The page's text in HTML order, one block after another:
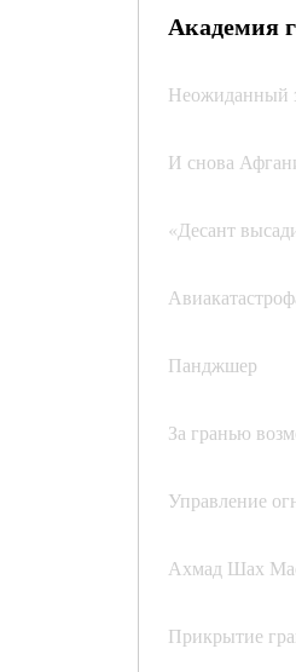
Академия
Неожиданный
И снова
«Десант
Панджшер
За гранью
Управление
Ахмад Шах
Прикрытие